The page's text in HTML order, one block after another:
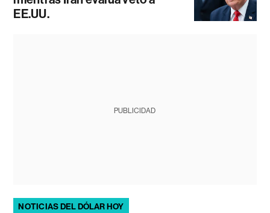
EE.UU.
PUBLICIDAD
NOTICIAS DEL DÓLAR HOY